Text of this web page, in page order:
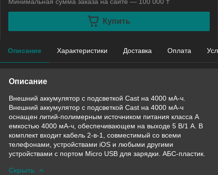
Купить
Описание Характеристики Доставка Оплата
Описание
Внешний аккумулятор с подсветкой Cast на 4000 мА-ч.
Внешний аккумулятор с подсветкой Cast на 4000 мА-ч
оснащен литий-полимерным источником питания класса А
емкостью 4000 мА-ч, обеспечивающем на выходе 5 В/1 А. В
комплект входит кабель 2-в-1, совместимый со всеми
телефонами, устройствами iOS и любыми другими
устройствами с портом Micro USB для зарядки. АБС-пластик.
Скрыть